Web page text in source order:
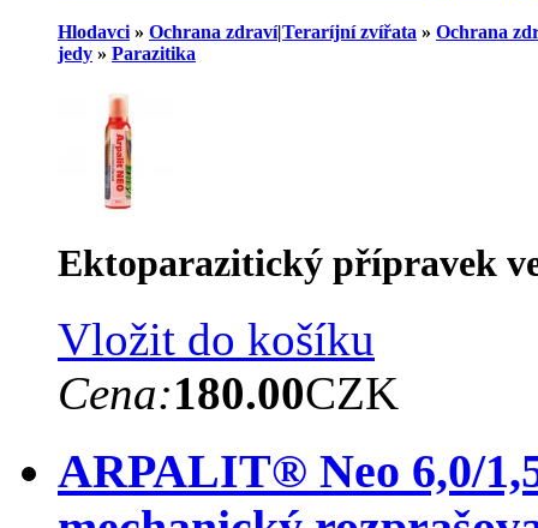
Hlodavci » Ochrana zdraví|Teraríjní zvířata » Ochrana
jedy » Parazitika
Ektoparazitický přípravek
Vložit do košíku
Cena:180.00CZK
ARPALIT® Neo 6,0/